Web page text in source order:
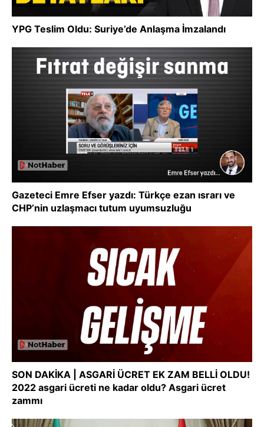
YPG Teslim Oldu: Suriye’de Anlaşma İmzalandı
Gazeteci Emre Efser yazdı: Türkçe ezan ısrarı ve
CHP’nin uzlaşmacı tutum uyumsuzluğu
SON DAKİKA | ASGARİ ÜCRET EK ZAM BELLİ OLDU!
2022 asgari ücreti ne kadar oldu? Asgari ücret
zammı